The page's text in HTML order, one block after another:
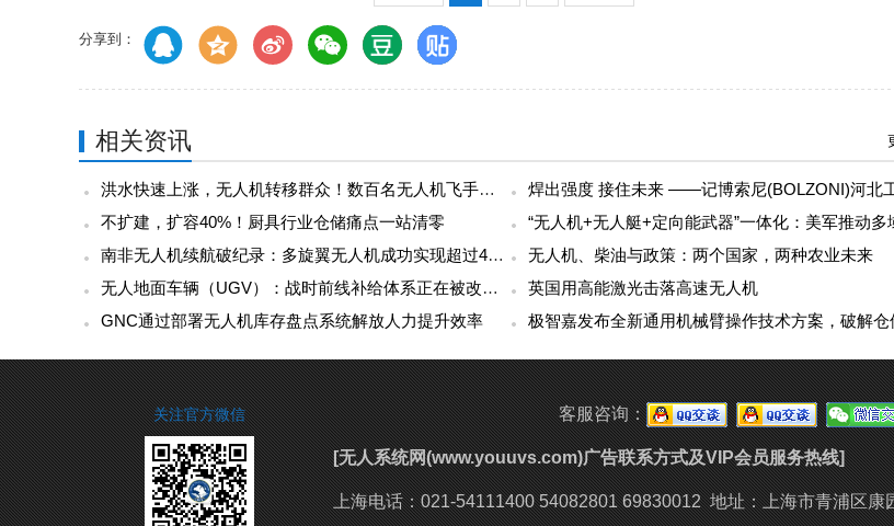
分享到：
相关资讯
洪水快速上涨，无人机转移群众！数百名无人机飞手驰援广西，网友：这是科技最美的样子
不扩建，扩容40%！厨具行业仓储痛点一站清零
南非无人机续航破纪录：多旋翼无人机成功实现超过4小时的连续飞行
无人机、柴油与政策：两个国家，两种农业未来
无人地面车辆（UGV）：战时前线补给体系正在被改写
英国用高能激光击落高速无人机
GNC通过部署无人机库存盘点系统解放人力提升效率
客服咨询：
[无人系统网(www.youuvs.com)广告联系方式及VIP会员服务热线]
上海电话：021-54111400 54082801 69830012地址：上海市青浦区
关注官方微信